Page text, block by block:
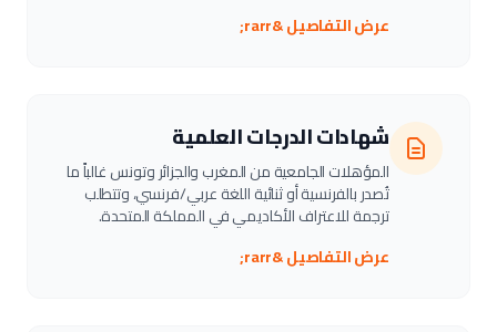
عرض التفاصيل &rarr;
شهادات الدرجات العلمية
المؤهلات الجامعية من المغرب والجزائر وتونس غالباً ما
تُصدر بالفرنسية أو ثنائية اللغة عربي/فرنسي، وتتطلب
ترجمة للاعتراف الأكاديمي في المملكة المتحدة.
عرض التفاصيل &rarr;